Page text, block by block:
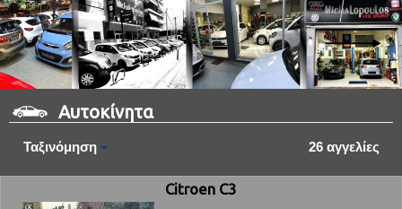
Αυτοκίνητα
Ταξινόμηση 26 αγγελίες
Citroen C3